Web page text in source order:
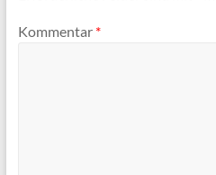
Kommentar *